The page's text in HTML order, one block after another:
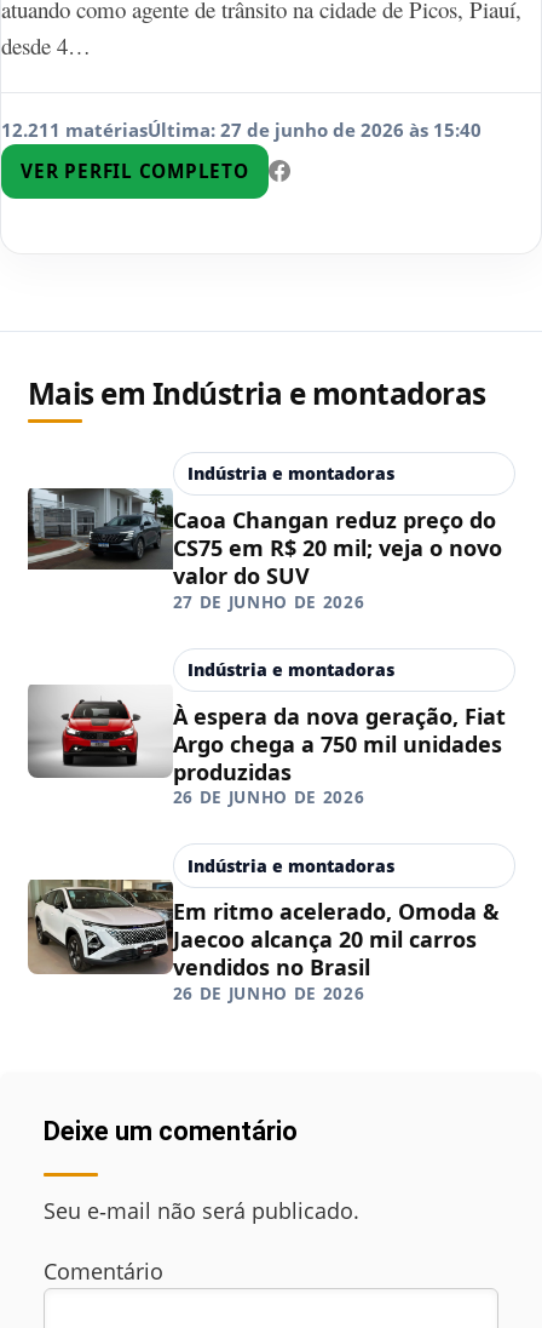
atuando como agente de trânsito na cidade de Picos, Piauí,
desde 4…
12.211 matériasÚltima: 27 de junho de 2026 às 15:40
VER PERFIL COMPLETO
Mais em Indústria e montadoras
Indústria e montadoras
Caoa Changan reduz preço do
CS75 em R$ 20 mil; veja o novo
valor do SUV
27 DE JUNHO DE 2026
Indústria e montadoras
À espera da nova geração, Fiat
Argo chega a 750 mil unidades
produzidas
26 DE JUNHO DE 2026
Indústria e montadoras
Em ritmo acelerado, Omoda &
Jaecoo alcança 20 mil carros
vendidos no Brasil
26 DE JUNHO DE 2026
Deixe um comentário
Seu e‑mail não será publicado.
Comentário